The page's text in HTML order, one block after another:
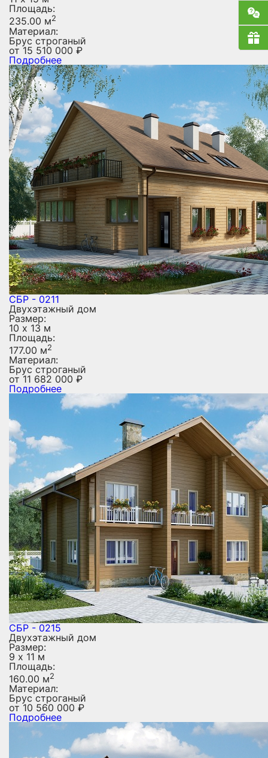
Площадь:
235.00 м2
Материал:
Брус строганый
от15 510 000 ₽
Подробнее
СБР - 0211
Двухэтажный дом
Размер:
10 х 13 м
Площадь:
177.00 м2
Материал:
Брус строганый
от11 682 000 ₽
Подробнее
СБР - 0215
Двухэтажный дом
Размер:
9 х 11 м
Площадь:
160.00 м2
Материал:
Брус строганый
от10 560 000 ₽
Подробнее